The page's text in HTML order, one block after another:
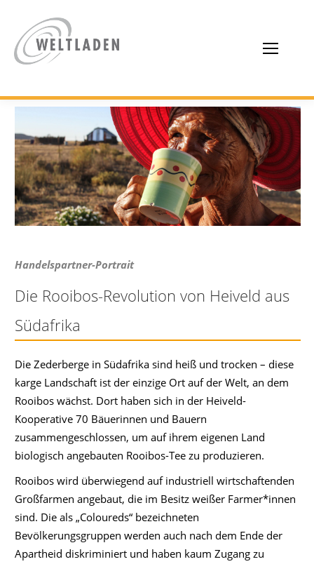
Handelspartner-Portrait
Die Rooibos-Revolution von Heiveld aus
Südafrika
Die Zederberge in Südafrika sind heiß und trocken – diese
karge Landschaft ist der einzige Ort auf der Welt, an dem
Rooibos wächst. Dort haben sich in der Heiveld-
Kooperative 70 Bäuerinnen und Bauern
zusammengeschlossen, um auf ihrem eigenen Land
biologisch angebauten Rooibos-Tee zu produzieren.
Rooibos wird überwiegend auf industriell wirtschaftenden
Großfarmen angebaut, die im Besitz weißer Farmer*innen
sind. Die als „Coloureds“ bezeichneten
Bevölkerungsgruppen werden auch nach dem Ende der
Apartheid diskriminiert und haben kaum Zugang zu